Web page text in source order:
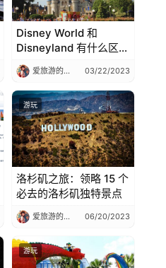
Disney World 和
Disneyland 有什么区
别？迪士尼之旅全面比
较
爱旅游的小仙女 03/22/2023
游玩
洛杉矶之旅：领略 15 个
必去的洛杉矶独特景点
爱旅游的小仙女 06/20/2023
游玩